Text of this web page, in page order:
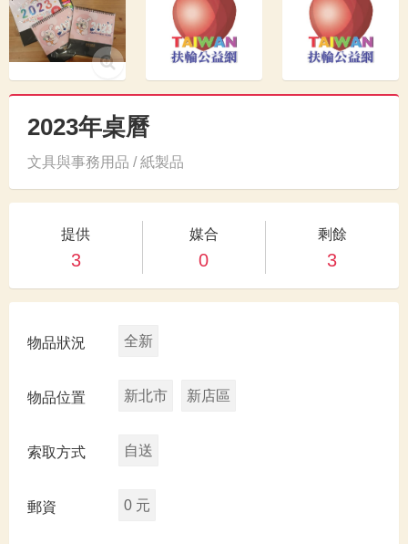
2023年桌曆
文具與事務用品 / 紙製品
提供
3
媒合
0
剩餘
3
物品狀況 全新
物品位置 新北市 新店區
索取方式 自送
郵資 0 元